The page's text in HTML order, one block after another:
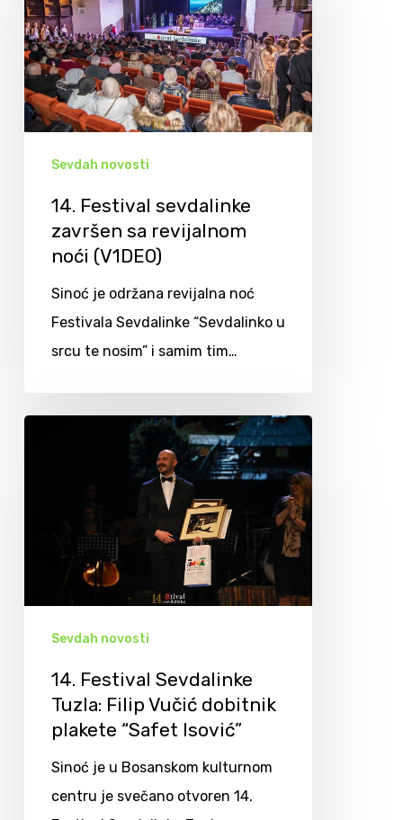
Sevdah novosti
14. Festival sevdalinke
završen sa revijalnom
noći (V1DEO)
Sinoć je održana revijalna noć
Festivala Sevdalinke “Sevdalinko u
srcu te nosim” i samim tim…
Sevdah novosti
14. Festival Sevdalinke
Tuzla: Filip Vučić dobitnik
plakete “Safet Isović”
Sinoć je u Bosanskom kulturnom
centru je svečano otvoren 14.